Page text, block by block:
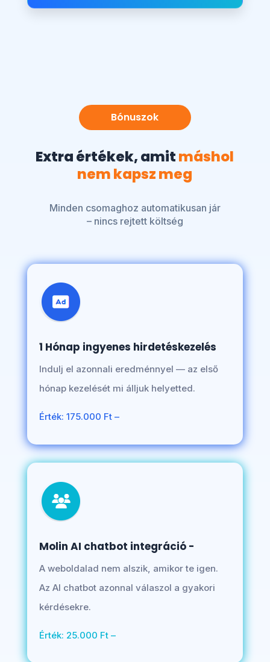
Bónuszok
Extra értékek, amitmáshol
nem kapsz meg
Minden csomaghoz automatikusan jár
– nincs rejtett költség
1 Hónap ingyenes hirdetéskezelés
Indulj el azonnali eredménnyel — az első
hónap kezelését mi álljuk helyetted.
Érték: 175.000 Ft –
Molin AI chatbot integráció -
A weboldalad nem alszik, amikor te igen.
Az AI chatbot azonnal válaszol a gyakori
kérdésekre.
Érték: 25.000 Ft –